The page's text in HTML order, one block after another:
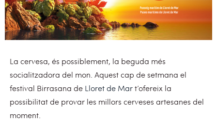
La cervesa, és possiblement, la beguda més
socialitzadora del mon. Aquest cap de setmana el
festival Birrasana de Lloret de Mart’ofereix la
possibilitat de provar les millors cerveses artesanes del
moment.